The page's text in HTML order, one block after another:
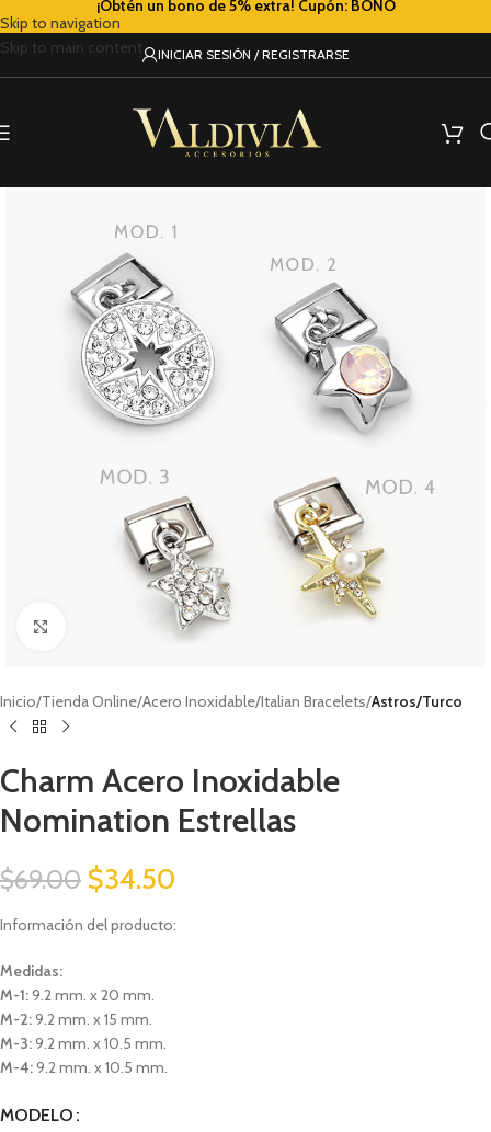
Skip to navigation
Skip to main content
¡Obtén un bono de 5% extra! Cupón: BONO
INICIAR SESIÓN / REGISTRARSE
Inicio Tienda Online Acero Inoxidable Italian Bracelets Astros/Turco
Charm Acero Inoxidable
Nomination Estrellas
$69.00 $34.50
Información del producto:
Medidas:
M-1:9.2 mm. x 20 mm.
M-2:9.2 mm. x 15 mm.
M-3:9.2 mm. x 10.5 mm.
M-4:9.2 mm. x 10.5 mm.
MODELO